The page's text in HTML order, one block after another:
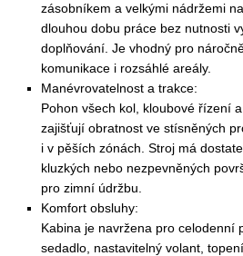
zásobníkem a velkými nádržemi
dlouhou dobu práce bez nutnosti
doplňování. Je vhodný pro
komunikace i rozsáhlé areály.
Manévrovatelnost a trakce:
Pohon všech kol, kloubové řízení
zajišťují obratnost ve stísněných
i v pěších zónách. Stroj má
kluzkých nebo nezpevněných
pro zimní údržbu.
Komfort obsluhy:
Kabina je navržena pro celodenní
sedadlo, nastavitelný volant,